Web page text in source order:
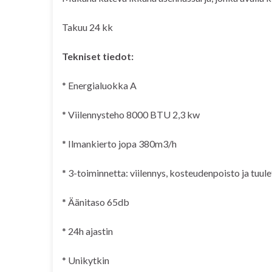
Takuu 24 kk
Tekniset tiedot:
* Energialuokka A
* Viilennysteho 8000 BTU 2,3 kw
* Ilmankierto jopa 380m3/h
* 3-toiminnetta: viilennys, kosteudenpoisto ja
* Äänitaso 65db
* 24h ajastin
* Unikytkin